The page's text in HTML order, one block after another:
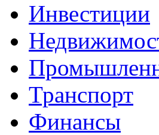
Инвестиции
Транспорт
Финансы